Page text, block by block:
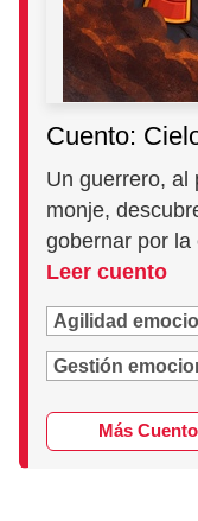
Cuento:
Un guerrero, al
monje,
gobernar por la
Leer cuento
Agilidad
Gestión
Más